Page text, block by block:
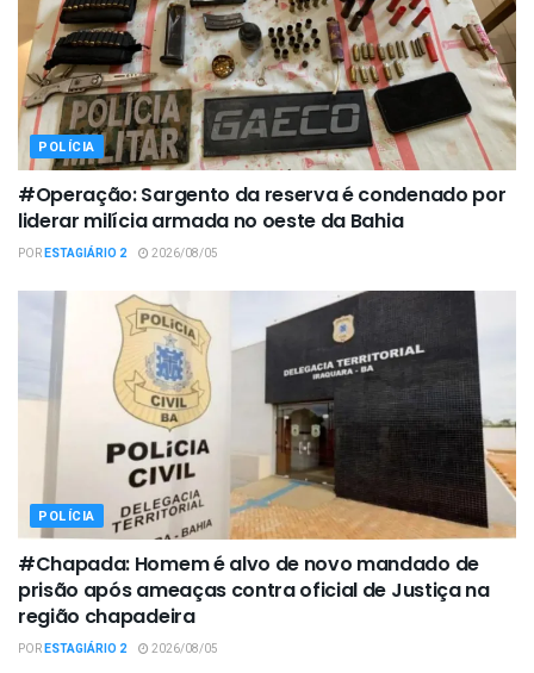
POLÍCIA
#Operação: Sargento da reserva é condenado por
liderar milícia armada no oeste da Bahia
PORESTAGIÁRIO 2 2026/08/05
POLÍCIA
#Chapada: Homem é alvo de novo mandado de
prisão após ameaças contra oficial de Justiça na
região chapadeira
PORESTAGIÁRIO 2 2026/08/05